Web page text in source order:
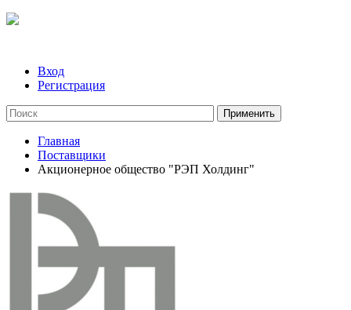
Вход
Регистрация
Главная
Поставщики
Акционерное общество "РЭП Холдинг"